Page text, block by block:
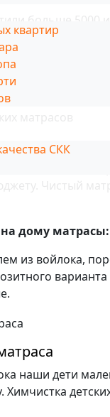
квартир
СКК
больше 5000
средства;
в день
с опытом
матрасов
помогает не
Чистый
дому матрасы:
из войлока,
варианта
наши дети
Химчистка